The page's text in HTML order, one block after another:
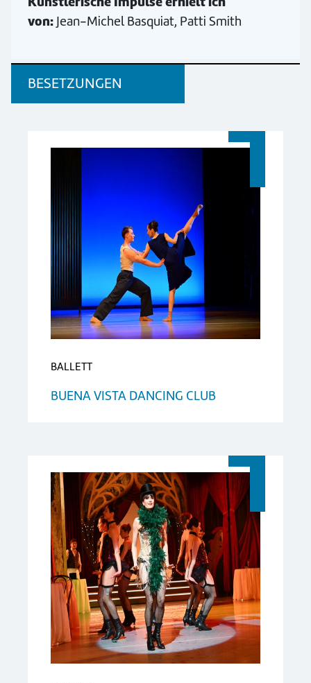
von: Jean-Michel Basquiat, Patti Smith
BESETZUNGEN
BALLETT
BUENA VISTA DANCING CLUB